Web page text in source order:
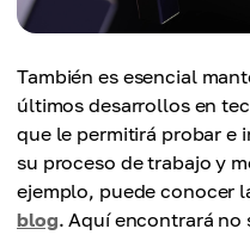
También es esencial
últimos desarrollos en
que le permitirá probar e
su proceso de trabajo y
ejemplo, puede conocer
blog. Aquí encontrará